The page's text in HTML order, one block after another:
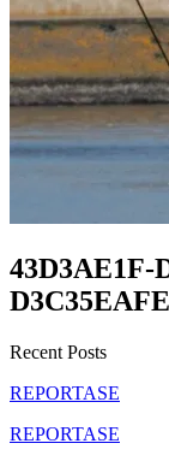
43D3AE1F-
Recent Posts
REPORTASE
REPORTASE